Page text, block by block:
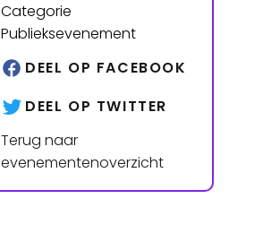
Categorie
Publieksevenement
DEEL OP FACEBOOK
DEEL OP TWITTER
Terug naar
evenementenoverzicht